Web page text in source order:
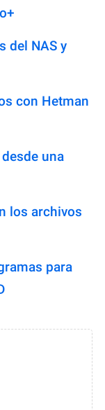
del NAS y
con Hetman
una
los archivos
para